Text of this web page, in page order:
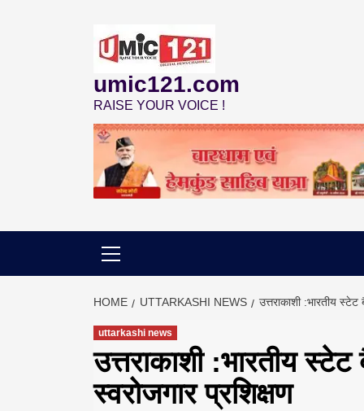
umic121.com
RAISE YOUR VOICE !
HOME UTTARKASHI NEWS उत्तराकाशी :भारतीय
uttarkashi news
उत्तराकाशी :भारतीय
स्वरोजगार प्रशिक्षण